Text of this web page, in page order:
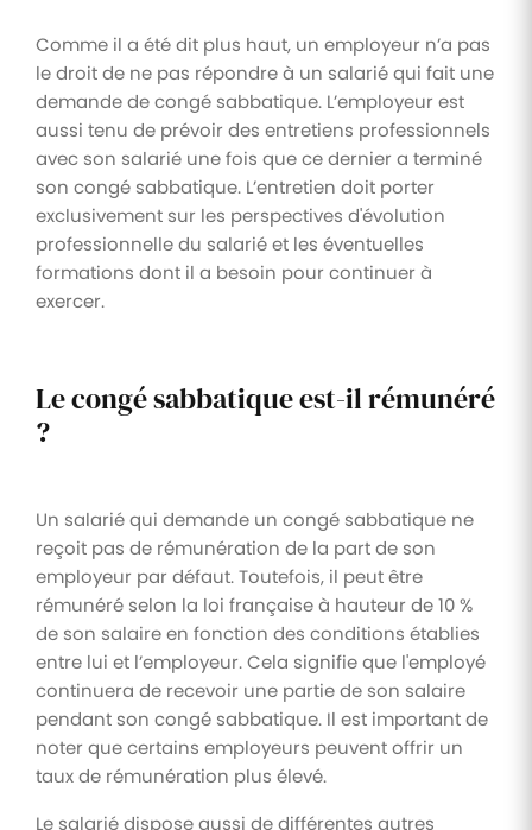
Comme il a été dit plus haut, un employeur n’a pas
le droit de ne pas répondre à un salarié qui fait une
demande de congé sabbatique. L’employeur est
aussi tenu de prévoir des entretiens professionnels
avec son salarié une fois que ce dernier a terminé
son congé sabbatique. L’entretien doit porter
exclusivement sur les perspectives d'évolution
professionnelle du salarié et les éventuelles
formations dont il a besoin pour continuer à
exercer.
Le congé sabbatique est-il rémunéré
?
Un salarié qui demande un congé sabbatique ne
reçoit pas de rémunération de la part de son
employeur par défaut. Toutefois, il peut être
rémunéré selon la loi française à hauteur de 10 %
de son salaire en fonction des conditions établies
entre lui et l’employeur. Cela signifie que l'employé
continuera de recevoir une partie de son salaire
pendant son congé sabbatique. Il est important de
noter que certains employeurs peuvent offrir un
taux de rémunération plus élevé.
Le salarié dispose aussi de différentes autres